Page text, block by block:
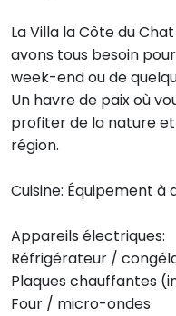
La Villa la Côte du
avons tous besoin
week-end ou de
Un havre de paix où
profiter de la nature
région.
Cuisine: Équipement à
Appareils électriques:
Réfrigérateur /
Plaques chauffantes
Four / micro-ondes